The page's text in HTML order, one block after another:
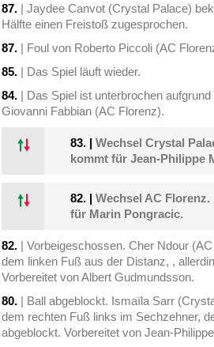
87. | Jaydee Canvot (Crystal Palace)
Hälfte einen Freistoß zugesprochen.
87. | Foul von Roberto Piccoli (AC
85. | Das Spiel läuft wieder.
84. | Das Spiel ist unterbrochen
Giovanni Fabbian (AC Florenz).
83. |Wechsel Crystal
kommt für Jean-Philippe
82. |Wechsel AC
für Marin Pongracic.
82. | Vorbeigeschossen. Cher Ndour
dem linken Fuß aus der Distanz, ,
Vorbereitet von Albert Gudmundsson.
80. | Ball abgeblockt. Ismaïla Sarr
dem rechten Fuß links im Sechzehner,
abgeblockt. Vorbereitet von Jean-